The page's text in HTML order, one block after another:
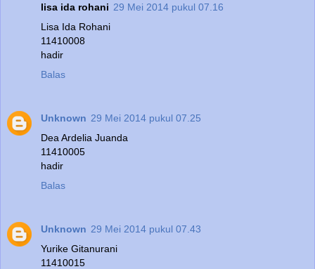
lisa ida rohani 29 Mei 2014 pukul 07.16
Lisa Ida Rohani
11410008
hadir
Balas
Unknown 29 Mei 2014 pukul 07.25
Dea Ardelia Juanda
11410005
hadir
Balas
Unknown 29 Mei 2014 pukul 07.43
Yurike Gitanurani
11410015